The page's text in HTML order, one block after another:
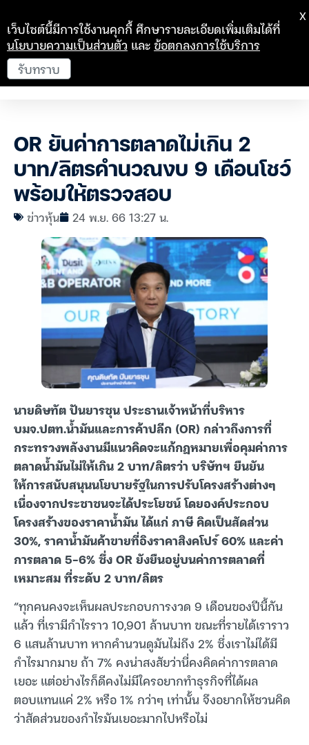
OR ยันค่าการตลาดไม่เกิน 2
บาท/ลิตรคำนวณงบ 9 เดือนโชว์
พร้อมให้ตรวจสอบ
ข่าวหุ้น 24 พ.ย. 66 13:27 น.
นายดิษทัต ปันยารชุน ประธานเจ้าหน้าที่บริหาร
บมจ.ปตท.น้ำมันและการค้าปลีก (OR) กล่าวถึงการที่
กระทรวงพลังงานมีแนวคิดจะแก้กฎหมายเพื่อคุมค่าการ
ตลาดน้ำมันไม่ให้เกิน 2 บาท/ลิตรว่า บริษัทฯ ยืนยัน
ให้การสนับสนุนนโยบายรัฐในการปรับโครงสร้างต่างๆ
เนื่องจากประชาชนจะได้ประโยชน์ โดยองค์ประกอบ
โครงสร้างของราคาน้ำมัน ได้แก่ ภาษี คิดเป็นสัดส่วน
30%, ราคาน้ำมันค้าขายที่อิงราคาสิงคโปร์ 60% และค่า
การตลาด 5-6% ซึ่ง OR ยังยืนอยู่บนค่าการตลาดที่
เหมาะสม ที่ระดับ 2 บาท/ลิตร
“ทุกคนคงจะเห็นผลประกอบการงวด 9 เดือนของปีนี้กัน
แล้ว ที่เรามีกำไรราว 10,901 ล้านบาท ขณะที่รายได้เราราว
6 แสนล้านบาท หากคำนวนดูมันไม่ถึง 2% ซึ่งเราไม่ได้มี
กำไรมากมาย ถ้า 7% คงน่าสงสัยว่านี่คงคิดค่าการตลาด
เยอะ แต่อย่างไรก็ดีคงไม่มีใครอยากทำธุรกิจที่ได้ผล
ตอบแทนแค่ 2% หรือ 1% กว่าๆ เท่านั้น จึงอยากให้ชวนคิด
ว่าสัดส่วนของกำไรมันเยอะมากไปหรือไม่
เว็บไซต์นี้มีการใช้งานคุกกี้ ศึกษารายละเอียดเพิ่มเติมได้ที่
นโยบายความเป็นส่วนตัว และข้อตกลงการใช้บริการ
รับทราบ
X